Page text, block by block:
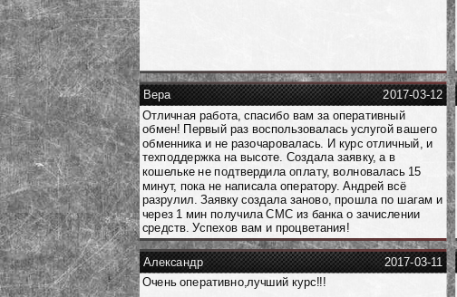
2017-03-12
Вера
Отличная работа, спасибо вам за оперативный
обмен! Первый раз воспользовалась услугой вашего
обменника и не разочаровалась. И курс отличный, и
техподдержка на высоте. Создала заявку, а в
кошельке не подтвердила оплату, волновалась 15
минут, пока не написала оператору. Андрей всё
разрулил. Заявку создала заново, прошла по шагам и
через 1 мин получила СМС из банка о зачислении
средств. Успехов вам и процветания!
2017-03-11
Александр
Очень оперативно,лучший курс!!!